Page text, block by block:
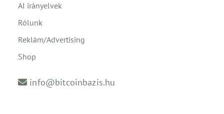
AI irányelvek
Rólunk
Reklám/Advertising
Shop
info@bitcoinbazis.hu